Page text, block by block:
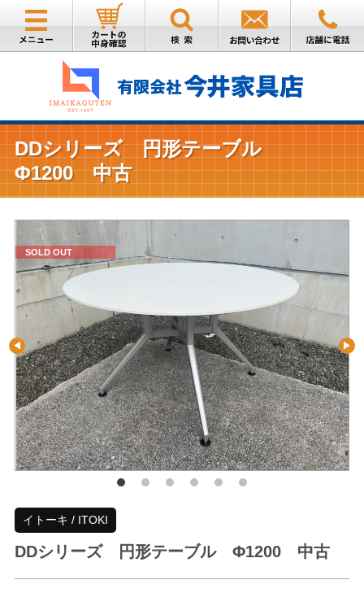
DDシリーズ 円形テーブル
Φ1200 中古
イトーキ / ITOKI
DDシリーズ 円形テーブル Φ1200 中古